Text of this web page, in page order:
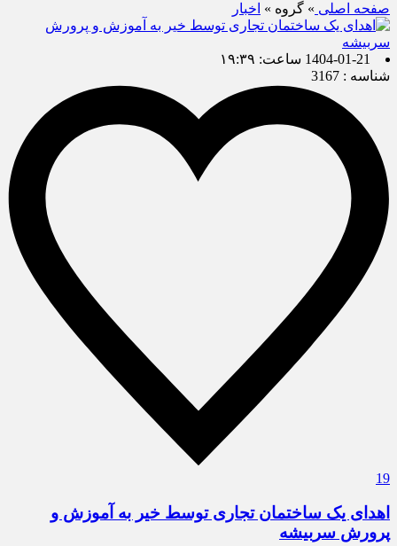
صفحه اصلی » گروه » اخبار
1404-01-21 ساعت: ۱۹:۳۹
شناسه : 3167
19
اهدای یک ساختمان تجاری توسط خیر به آموزش و
پرورش سربیشه